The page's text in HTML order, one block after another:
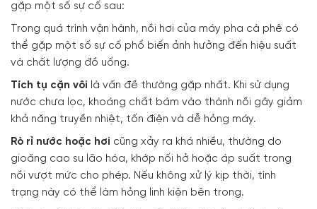
gặp một số sự cố sau:
Trong quá trình vận hành, nồi hơi của máy pha cà phê có
thể gặp một số sự cố phổ biến ảnh hưởng đến hiệu suất
và chất lượng đồ uống.
Tích tụ cặn vôi là vấn đề thường gặp nhất. Khi sử dụng
nước chưa lọc, khoáng chất bám vào thành nồi gây giảm
khả năng truyền nhiệt, tốn điện và dễ hỏng máy.
Rò rỉ nước hoặc hơi cũng xảy ra khá nhiều, thường do
gioăng cao su lão hóa, khớp nối hở hoặc áp suất trong
nồi vượt mức cho phép. Nếu không xử lý kịp thời, tình
trạng này có thể làm hỏng linh kiện bên trong.